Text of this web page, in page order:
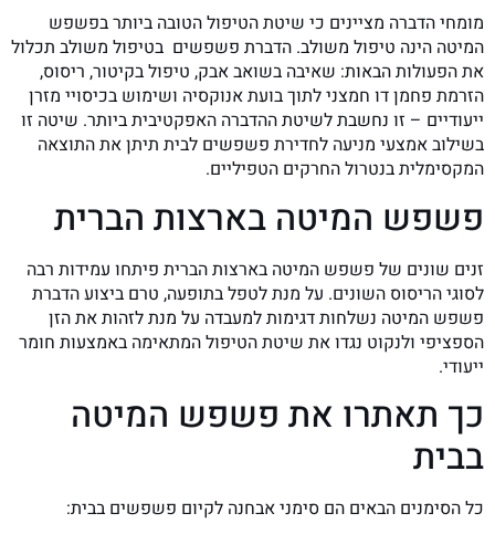
מומחי הדברה מציינים כי שיטת הטיפול הטובה ביותר בפשפש
המיטה הינה טיפול משולב. הדברת פשפשים בטיפול משולב תכלול
את הפעולות הבאות: שאיבה בשואב אבק, טיפול בקיטור, ריסוס,
הזרמת פחמן דו חמצני לתוך בועת אנוקסיה ושימוש בכיסויי מזרן
ייעודיים – זו נחשבת לשיטת ההדברה האפקטיבית ביותר. שיטה זו
בשילוב אמצעי מניעה לחדירת פשפשים לבית תיתן את התוצאה
המקסימלית בנטרול החרקים הטפיליים.
פשפש המיטה בארצות הברית
זנים שונים של פשפש המיטה בארצות הברית פיתחו עמידות רבה
לסוגי הריסוס השונים. על מנת לטפל בתופעה, טרם ביצוע הדברת
פשפש המיטה נשלחות דגימות למעבדה על מנת לזהות את הזן
הספציפי ולנקוט נגדו את שיטת הטיפול המתאימה באמצעות חומר
ייעודי.
כך תאתרו את פשפש המיטה
בבית
כל הסימנים הבאים הם סימני אבחנה לקיום פשפשים בבית: